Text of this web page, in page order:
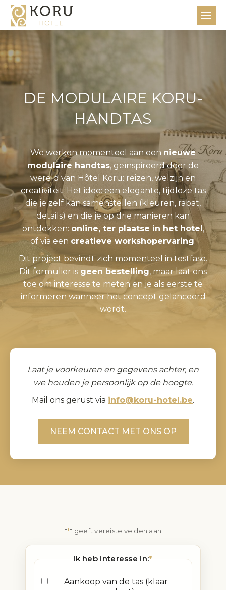
DE MODULAIRE KORU-
HANDTAS
We werken momenteel aan een nieuwe
modulaire handtas, geïnspireerd door de
wereld van Hôtel Koru: reizen, welzijn en
creativiteit. Het idee: een elegante, tijdloze tas
die je zelf kan samenstellen (kleuren, rabat,
details) en die je op drie manieren kan
ontdekken: online, ter plaatse in het hotel,
of via een creatieve workshopervaring.
Dit project bevindt zich momenteel in testfase.
Dit formulier is geen bestelling, maar laat ons
toe om interesse te meten en je als eerste te
informeren wanneer het concept gelanceerd
wordt.
Laat je voorkeuren en gegevens achter, en
we houden je persoonlijk op de hoogte.
Mail ons gerust via info@koru-hotel.be.
NEEM CONTACT MET ONS OP
"*" geeft vereiste velden aan
Ik heb interesse in:*
Aankoop van de tas (klaar